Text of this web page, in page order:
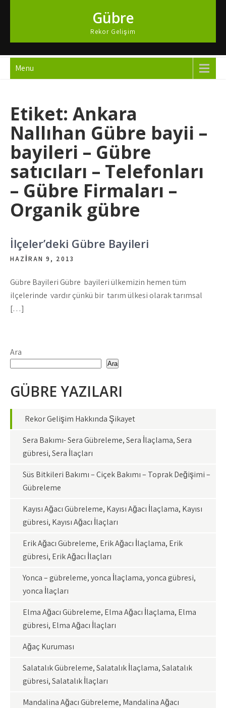
Gübre
Rekor Gelişim
Menu
Etiket: Ankara
Nallıhan Gübre bayii –
bayileri – Gübre
satıcıları – Telefonları
– Gübre Firmaları –
Organik gübre
İlçeler’deki Gübre Bayileri
HAZIRAN 9, 2013
Gübre Bayileri Gübre bayileri ülkemizin hemen tüm
ilçelerinde vardır çünkü bir tarım ülkesi olarak tarımsal
[…]
Ara
Ara
GÜBRE YAZILARI
Rekor Gelişim Hakkında Şikayet
Sera Bakımı- Sera Gübreleme, Sera İlaçlama, Sera
gübresi, Sera İlaçları
Süs Bitkileri Bakımı – Çiçek Bakımı – Toprak Değişimi –
Gübreleme
Kayısı Ağacı Gübreleme, Kayısı Ağacı İlaçlama, Kayısı
gübresi, Kayısı Ağacı İlaçları
Erik Ağacı Gübreleme, Erik Ağacı İlaçlama, Erik
gübresi, Erik Ağacı İlaçları
Yonca – gübreleme, yonca İlaçlama, yonca gübresi,
yonca İlaçları
Elma Ağacı Gübreleme, Elma Ağacı İlaçlama, Elma
gübresi, Elma Ağacı İlaçları
Ağaç Kuruması
Salatalık Gübreleme, Salatalık İlaçlama, Salatalık
gübresi, Salatalık İlaçları
Mandalina Ağacı Gübreleme, Mandalina Ağacı